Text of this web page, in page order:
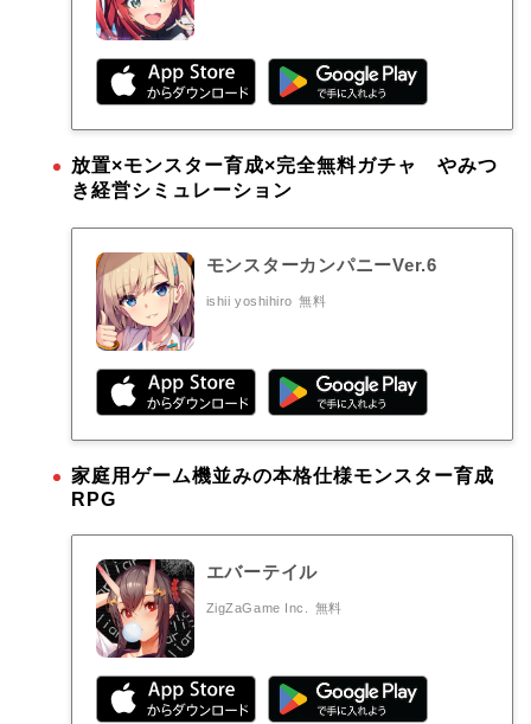
放置×モンスター育成×完全無料ガチャ やみつ
き経営シミュレーション
モンスターカンパニーVer.6
ishii yoshihiro 無料
家庭用ゲーム機並みの本格仕様モンスター育成
RPG
エバーテイル
ZigZaGame Inc. 無料